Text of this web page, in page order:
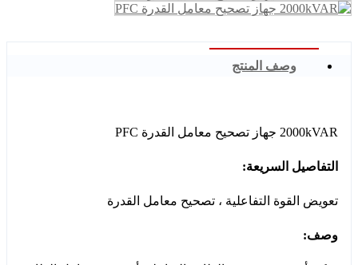
وصف المنتج
2000kVAR جهاز تصحيح معامل القدرة PFC
التفاصيل السريعة:
تعويض القوة التفاعلية ، تصحيح معامل القدرة
وصف: